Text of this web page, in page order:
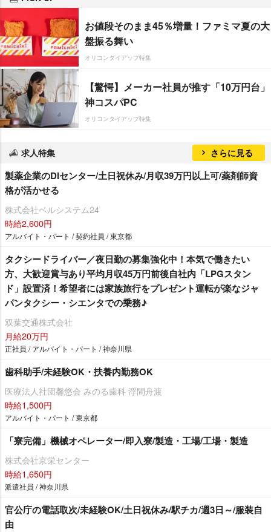
お値段そのまま45％増量！ファミマ夏の大
盤振る舞い
オリコンタイアップ特集
【驚愕】メーカー社員が推す「10万円台」
神コスパPC
オリコンタイアップ特集
求人特集 さらに見る
製薬企業のDIセンター/土日祝休み/月収39万円以上可/薬剤師資
格が活かせる
株式会社ベルシステム24
時給2,600円
アルバイト・パート / 契約社員 / 東京都
タクシードライバー／夜日勤の募集強化中！本気で働きたい
方、大歓迎賞与あり平均月収45万円前後自社内「LPGスタン
ド」設置済！希望者には家族旅行をプレゼント運転が楽なジャ
パンタクシー・シエンタでの乗務♪
双葉交通株式会社
月給20万円
正社員 / アルバイト・パート / 神奈川県
歯科助手/未経験OK・扶養内勤務OK
医療法人社団馨悠会 みのる歯科 浮間舟渡
時給1,500円
アルバイト・パート / 東京都
「寮完備」機械オペレーター/即入寮/製造・工場/工場・製造
株式会社京栄センター
時給1,650円
派遣社員 / 神奈川県
官公庁の電話取次/未経験OK/土日祝休み/駅チカ/週3日～/服装自
由